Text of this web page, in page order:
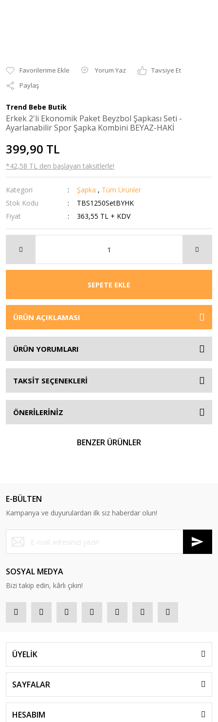
Yorum Yaz
Tavsiye Et
Paylaş
Trend Bebe Butik
Erkek 2'li Ekonomik Paket Beyzbol Şapkası Seti -
Ayarlanabilir Spor Şapka Kombini BEYAZ-HAKİ
399,90 TL
*42,58 TL den başlayan taksitlerle!
Kategori Şapka , Tüm Ürünler
Stok Kodu
TBS1250SetBYHK
Fiyat
363,55 TL + KDV
SEPETE EKLE
ÜRÜN AÇIKLAMASI
ÜRÜN YORUMLARI
TAKSİT SEÇENEKLERİ
ÖNERİLERİNİZ
BENZER ÜRÜNLER
E-BÜLTEN
Kampanya ve duyurulardan ilk siz haberdar olun!
SOSYAL MEDYA
Bizi takip edin, kârlı çıkın!
ÜYELİK
SAYFALAR
HESABIM